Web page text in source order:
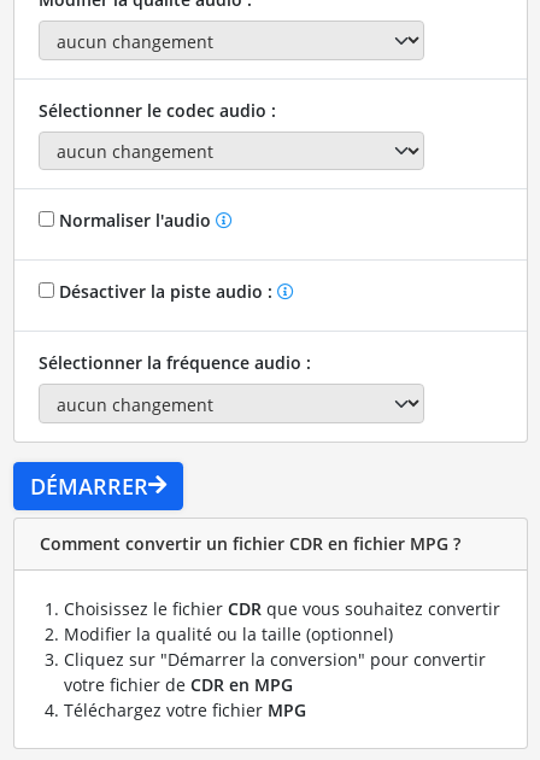
Sélectionner le codec audio :
Normaliser l'audio
Désactiver la piste audio :
Sélectionner la fréquence audio :
DÉMARRER
Comment convertir un fichier CDR en fichier MPG ?
Choisissez le fichier CDRque vous souhaitez convertir
Modifier la qualité ou la taille (optionnel)
Cliquez sur "Démarrer la conversion" pour convertir
votre fichier de CDR en MPG
Téléchargez votre fichier MPG